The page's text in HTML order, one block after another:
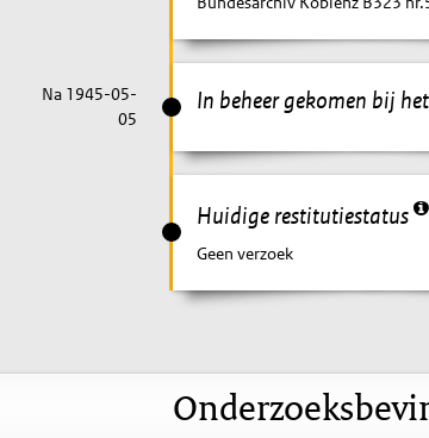
In beheer gekomen bij
Na 1945-05-
05
Huidige restitutiestatus
Geen verzoek